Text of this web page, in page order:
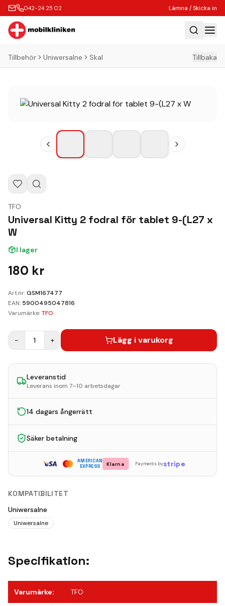
042-24 25 02 Lämna / Skicka in
Hem
Köp
Boka Express
Lämna / Skicka in
Butik
Kontakt
Kundvagn
Tillbehör Uniwersalne Skal Tillbaka
TFO
Universal Kitty 2 fodral för tablet 9-(L27 x
W
I lager
180 kr
Art.nr:GSM167477
EAN: 5900495047816
Varumärke:TFO
− 1 + Lägg i varukorg
Leveranstid
Leverans inom 7–10 arbetsdagar
14 dagars ångerrätt
Säker betalning
AMERICAN
EXPRESS
Klarna Payments bystripe
KOMPATIBILITET
Uniwersalne
Uniwersalne
Specifikation:
Varumärke: TFO